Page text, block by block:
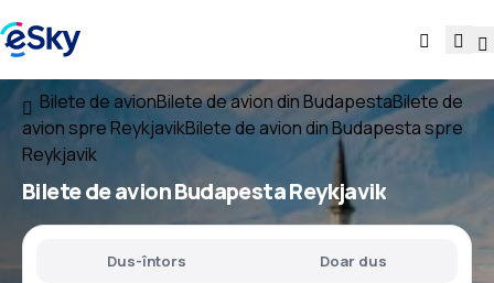
Bilete de avionBilete de avion din BudapestaBilete de
avion spre ReykjavikBilete de avion din Budapesta spre
Reykjavik
Bilete de avionBudapesta Reykjavik
Dus-întors Doar dus